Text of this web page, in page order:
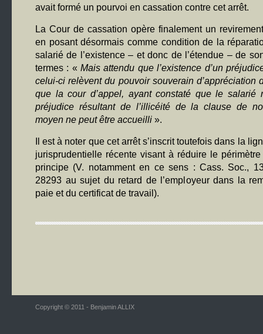
avait formé un pourvoi en cassation contre cet arrêt.
La Cour de cassation opère finalement un
en posant désormais comme condition de la
salarié de l’existence – et donc de l’étendue – de
termes : «Mais attendu que l’existence d’un
celui-ci relèvent du pouvoir souverain d’appréciation
que la cour d’appel, ayant constaté que le salarié
préjudice résultant de l’illicéité de la clause de
moyen ne peut être accueilli ».
Il est à noter que cet arrêt s’inscrit toutefois dans la
jurisprudentielle récente visant à réduire le
principe (V. notamment en ce sens : Cass. Soc.,
28293 au sujet du retard de l’employeur dans la
paie et du certificat de travail).
Copyright © 2011 - Benjamin ALLIX